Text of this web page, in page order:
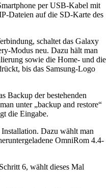
per USB-Kabel mit
Dateien auf die SD-Karte des
schaltet das Galaxy
Modus neu. Dazu hält man
sowie die Home- und die
bis das Samsung-Logo
Backup der bestehenden
unter „backup and restore“
die Eingabe.
Dazu wählt man
OmniRom 4.4-
6, wählt dieses Mal